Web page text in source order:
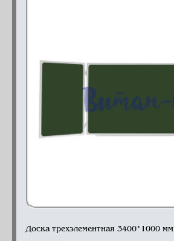
Доска трехэлементная 3400*1000 мм